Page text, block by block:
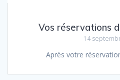
Vos réservations
14
Après votre